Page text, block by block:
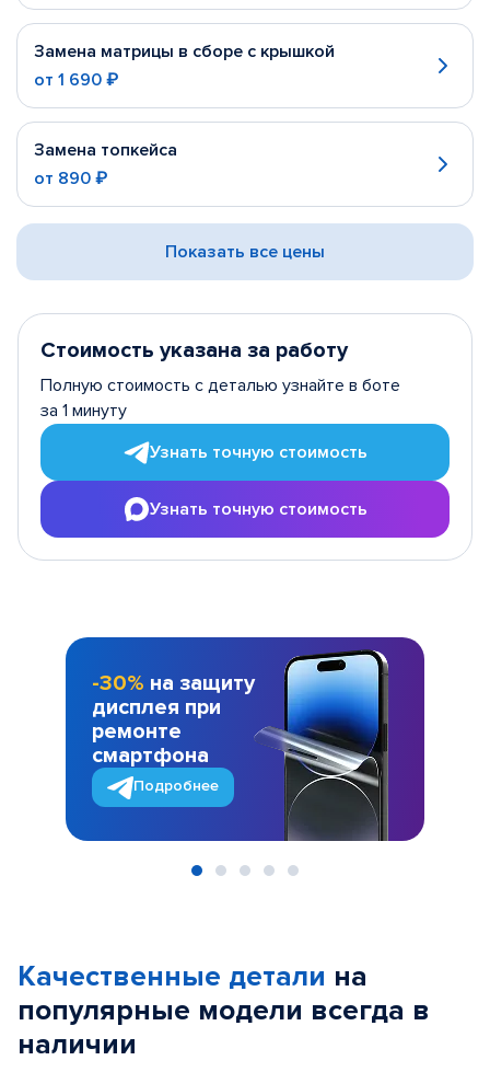
Замена матрицы в сборе с крышкой
от 1 690 ₽
Замена топкейса
от 890 ₽
Показать все цены
Стоимость указана за работу
Полную стоимость с деталью узнайте в боте
за 1 минуту
Узнать точную стоимость
Узнать точную стоимость
-30% на защиту
дисплея при
ремонте
смартфона
Подробнее
Качественные детали на
популярные модели всегда в
наличии